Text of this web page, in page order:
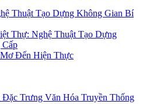
Thuật Tạo Dựng Không Gian Bí
Thự: Nghệ Thuật Tạo Dựng
Đến Hiện Thực
Trưng Văn Hóa Truyền Thống